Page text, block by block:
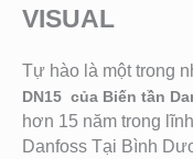
VISUAL
Tự hào là một trong
DN15 của Biến tần
hơn 15 năm trong
Danfoss Tại Bình